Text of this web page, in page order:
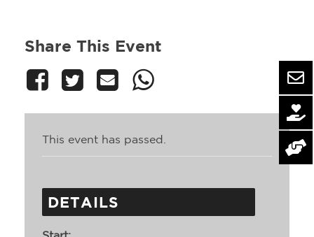
Share This Event
This event has passed.
DETAILS